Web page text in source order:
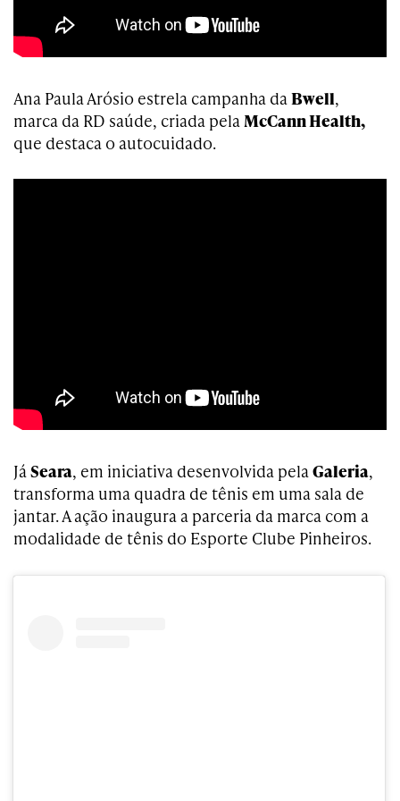
Ana Paula Arósio estrela campanha daBwell,
marca da RD saúde, criada pelaMcCann Health,
que destaca o autocuidado.
JáSeara, em iniciativa desenvolvida pelaGaleria,
transforma uma quadra de tênis em uma sala de
jantar. A ação inaugura a parceria da marca com a
modalidade de tênis do Esporte Clube Pinheiros.